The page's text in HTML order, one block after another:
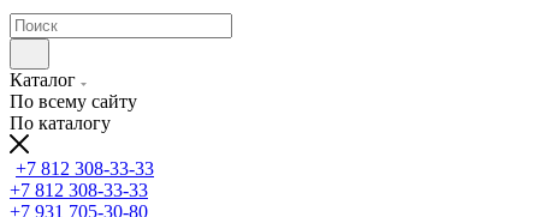
Каталог
По всему сайту
По каталогу
+7 812 308-33-33
+7 812 308-33-33
+7 931 705-30-80